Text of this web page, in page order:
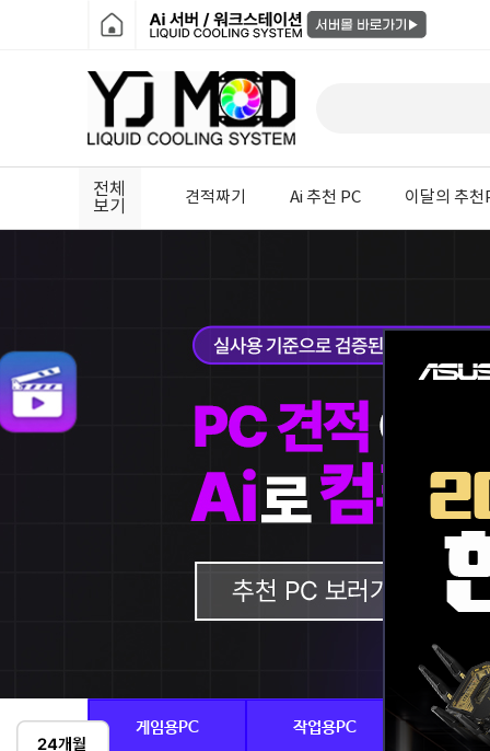
전체
보기
견적짜기 Ai 추천 PC 이달의 추천
게임용PC 작업용PC Ai · 전